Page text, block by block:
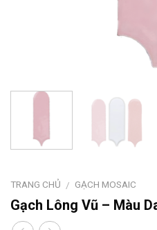
TRANG CHỦ / GẠCH MOSAIC
Gạch Lông Vũ – Màu